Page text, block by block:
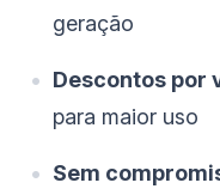
geração
Descontos por
para maior uso
Sem